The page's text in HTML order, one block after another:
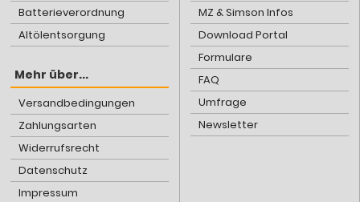
Batterieverordnung
Altölentsorgung
Mehr über...
Versandbedingungen
Zahlungsarten
Widerrufsrecht
Datenschutz
Impressum
MZ & Simson Infos
Download Portal
Formulare
FAQ
Umfrage
Newsletter